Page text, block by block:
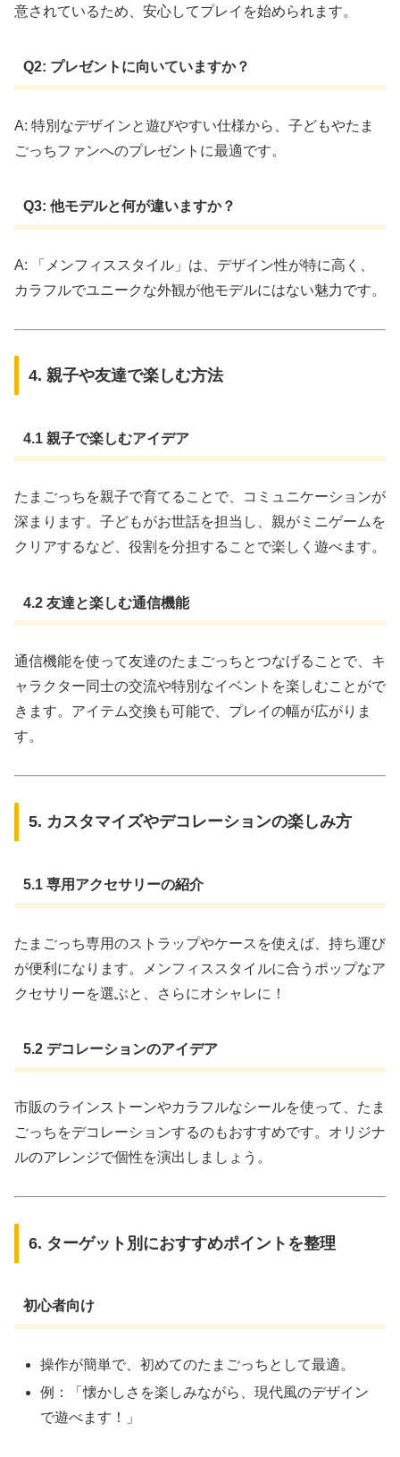
意されているため、安心してプレイを始められます。
Q2: プレゼントに向いていますか？
A: 特別なデザインと遊びやすい仕様から、子どもやたま
ごっちファンへのプレゼントに最適です。
Q3: 他モデルと何が違いますか？
A: 「メンフィススタイル」は、デザイン性が特に高く、
カラフルでユニークな外観が他モデルにはない魅力です。
4. 親子や友達で楽しむ方法
4.1 親子で楽しむアイデア
たまごっちを親子で育てることで、コミュニケーションが
深まります。子どもがお世話を担当し、親がミニゲームを
クリアするなど、役割を分担することで楽しく遊べます。
4.2 友達と楽しむ通信機能
通信機能を使って友達のたまごっちとつなげることで、キ
ャラクター同士の交流や特別なイベントを楽しむことがで
きます。アイテム交換も可能で、プレイの幅が広がりま
す。
5. カスタマイズやデコレーションの楽しみ方
5.1 専用アクセサリーの紹介
たまごっち専用のストラップやケースを使えば、持ち運び
が便利になります。メンフィススタイルに合うポップなア
クセサリーを選ぶと、さらにオシャレに！
5.2 デコレーションのアイデア
市販のラインストーンやカラフルなシールを使って、たま
ごっちをデコレーションするのもおすすめです。オリジナ
ルのアレンジで個性を演出しましょう。
6. ターゲット別におすすめポイントを整理
初心者向け
操作が簡単で、初めてのたまごっちとして最適。
例：「懐かしさを楽しみながら、現代風のデザイン
で遊べます！」